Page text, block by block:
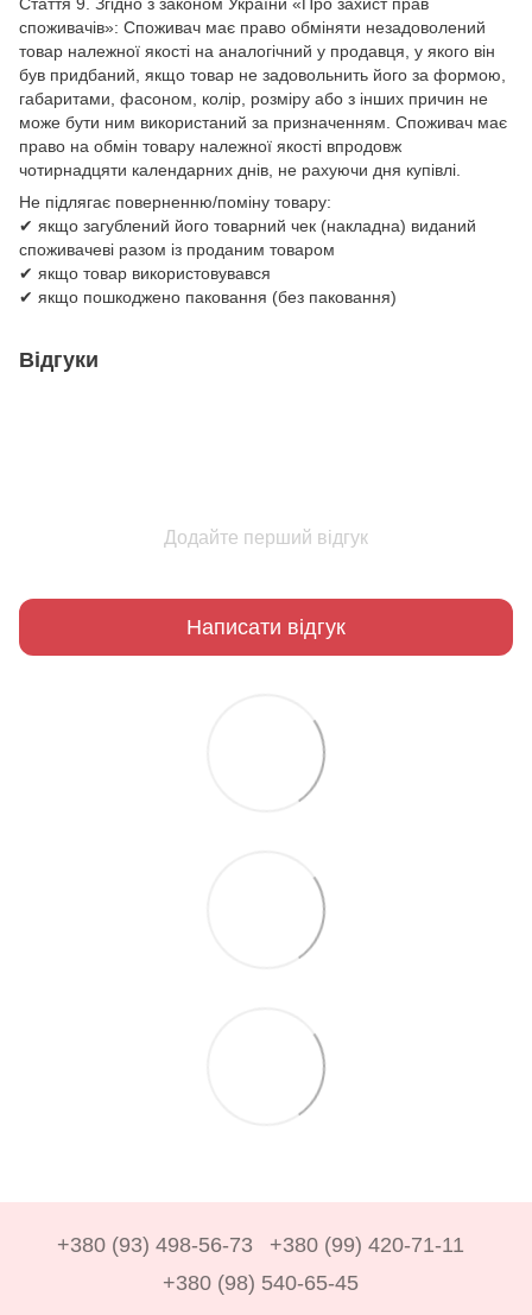
споживачів»: Споживач має право обміняти незадоволений
товар належної якості на аналогічний у продавця, у якого він
був придбаний, якщо товар не задовольнить його за формою,
габаритами, фасоном, колір, розміру або з інших причин не
може бути ним використаний за призначенням. Споживач має
право на обмін товару належної якості впродовж
чотирнадцяти календарних днів, не рахуючи дня купівлі.
Не підлягає поверненню/поміну товару:
✔ якщо загублений його товарний чек (накладна) виданий
споживачеві разом із проданим товаром
✔ якщо товар використовувався
✔ якщо пошкоджено паковання (без паковання)
Відгуки
Додайте перший відгук
Написати відгук
+380 (93) 498-56-73
+380 (99) 420-71-11
+380 (98) 540-65-45